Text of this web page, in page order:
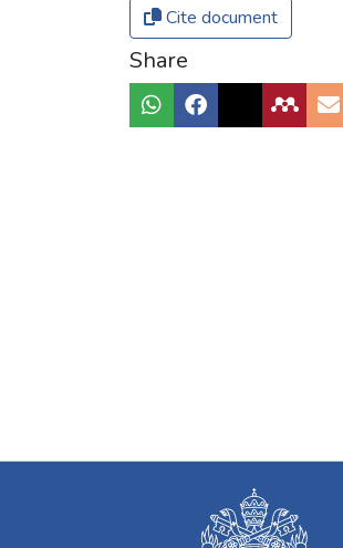
Cite document
Share